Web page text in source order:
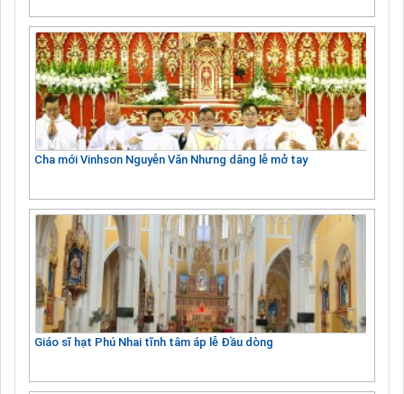
Cha mới Vinhsơn Nguyễn Văn Nhưng dâng lễ mở tay
Giáo sĩ hạt Phú Nhai tĩnh tâm áp lễ Đầu dòng